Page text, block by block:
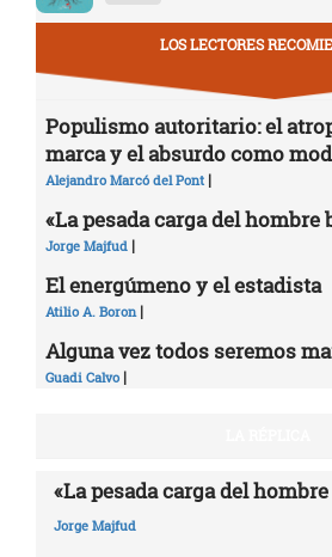
LOS LECTORES
Populismo autoritario: el
marca y el absurdo como
Alejandro Marcó del Pont |
«La pesada carga del hombre
Jorge Majfud |
El energúmeno y el estadista
Atilio A. Boron |
Alguna vez todos seremos
Guadi Calvo |
«La pesada carga del
Jorge Majfud